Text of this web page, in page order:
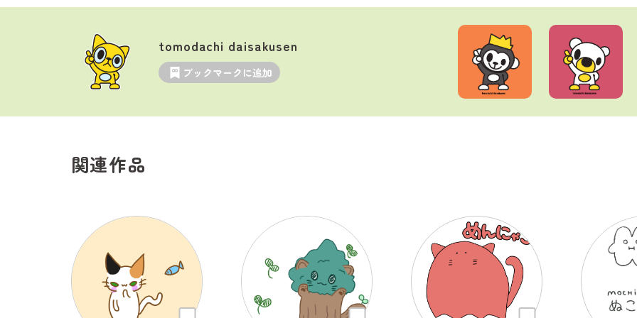
tomodachi daisakusen
ブックマークに追加
関連作品